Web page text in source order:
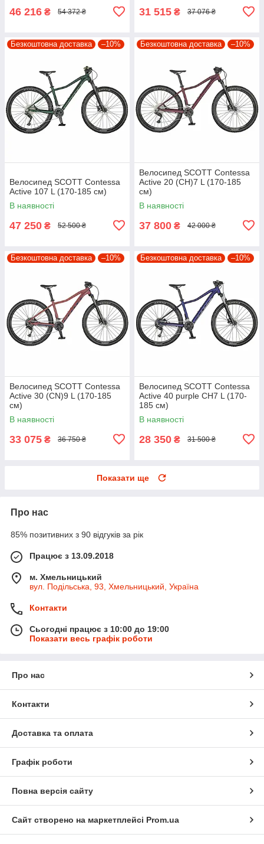
46 216 ₴ 54 372 ₴ 31 515 ₴ 37 076 ₴
Безкоштовна доставка –10%
Велосипед SCOTT Contessa
Active 107 L (170-185 см)
В наявності
47 250 ₴ 52 500 ₴
Безкоштовна доставка –10%
Велосипед SCOTT Contessa
Active 20 (CH)7 L (170-185
см)
В наявності
37 800 ₴ 42 000 ₴
Безкоштовна доставка –10%
Велосипед SCOTT Contessa
Active 30 (CN)9 L (170-185
см)
В наявності
33 075 ₴ 36 750 ₴
Безкоштовна доставка –10%
Велосипед SCOTT Contessa
Active 40 purple CH7 L (170-
185 см)
В наявності
28 350 ₴ 31 500 ₴
Показати ще
Про нас
85% позитивних з 90 відгуків за рік
Працює з 13.09.2018
м. Хмельницький
вул. Подільська, 93, Хмельницький, Україна
Контакти
Сьогодні працює з 10:00 до 19:00
Показати весь графік роботи
Про нас
Контакти
Доставка та оплата
Графік роботи
Повна версія сайту
Сайт створено на маркетплейсі Prom.ua